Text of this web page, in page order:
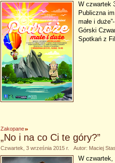
W czwartek
Publiczna
małe i
Górski
Spotkań z
Zakopane
„No i na co Ci te góry?”
Czwartek, 3 września 2015 r. Autor: Maciej
W czwartek,